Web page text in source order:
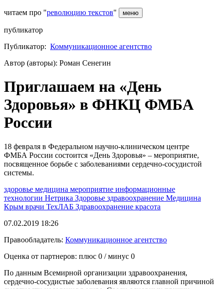
читаем про "революцию текстов" меню
публикатор
Публикатор: Коммуникационное агентство
Автор (авторы): Роман Сенегин
Приглашаем на «День
Здоровья» в ФНКЦ ФМБА
России
18 февраля в Федеральном научно-клиническом центре
ФМБА России состоится «День Здоровья» – мероприятие,
посвященное борьбе с заболеваниями сердечно-сосудистой
системы.
здоровье медицина мероприятие информационные
технологии Нетрика Здоровье здравоохранение Медицина
Крым врачи ТехЛАБ Здравоохранение красота
07.02.2019 18:26
Правообладатель: Коммуникационное агентство
Оценка от партнеров: плюс 0 / минус 0
По данным Всемирной организации здравоохранения,
сердечно-сосудистые заболевания являются главной причиной